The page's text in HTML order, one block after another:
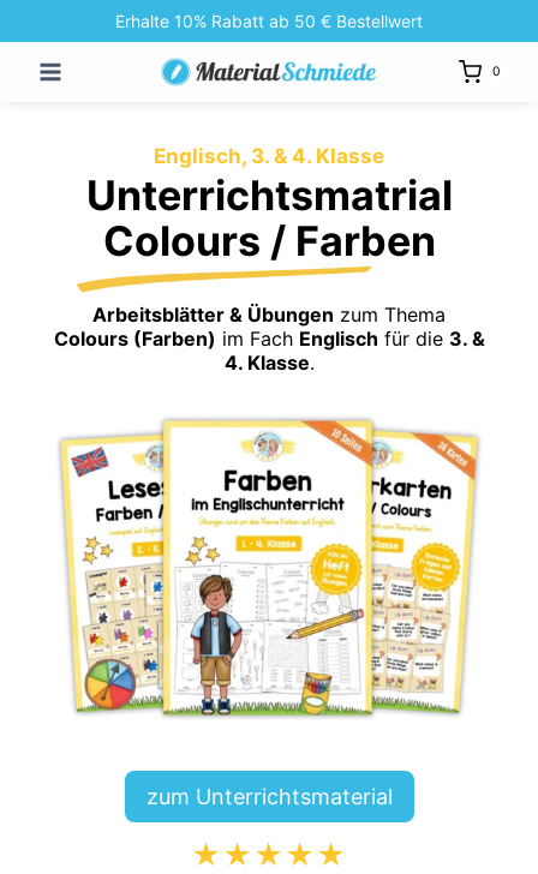
Inhalt
springen
Erhalte 10% Rabatt ab 50 € Bestellwert
0
Englisch, 3. & 4. Klasse
Unterrichtsmatrial
Colours / Farben
Arbeitsblätter & Übungen zum Thema
Colours (Farben) im Fach Englisch für die 3. &
4. Klasse.
zum Unterrichtsmaterial
★★★★★